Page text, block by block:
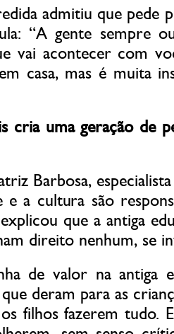
admitiu que pede
“A gente sempre
vai acontecer com
casa, mas é muita
cria uma geração de
Barbosa,
e a cultura são
que a antiga
direito nenhum, se
de valor na antiga
deram para as
filhos fazerem tudo.